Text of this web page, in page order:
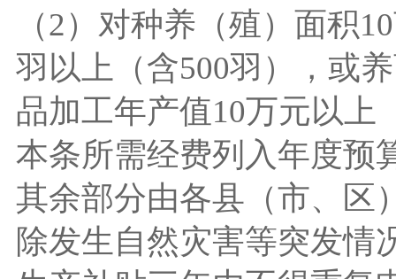
（2）对种养（殖）面积
羽以上（含500羽），或
品加工年产值10万元以上
本条所需经费列入年度预
其余部分由各县（市、区
除发生自然灾害等突发情